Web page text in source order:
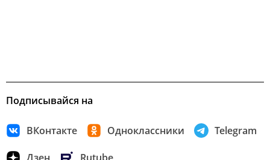
Подписывайся на
ВКонтакте Одноклассники Telegram